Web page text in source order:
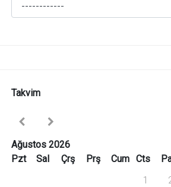
Takvim
Ağustos 2026
Pzt
Sal Çrş Prş Cum Cts
1